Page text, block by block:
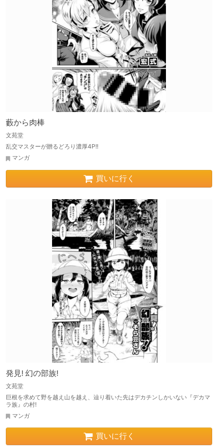
藪から肉棒
文苑堂
乱交マスターが贈るどろり濃厚4P!!
マンガ
買いに行く
発見! 幻の部族!
文苑堂
巨根を求めて野を越え山を越え、辿り着いた先はデカチンしかいない『デカマ
ラ族』の村!
マンガ
買いに行く